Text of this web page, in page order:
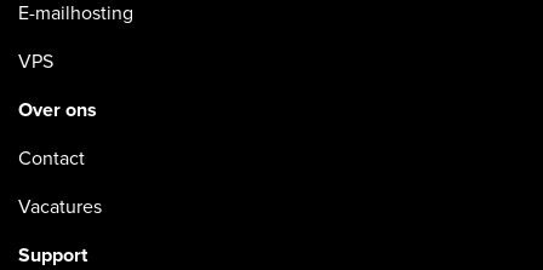
E-mailhosting
VPS
Over ons
Contact
Vacatures
Support